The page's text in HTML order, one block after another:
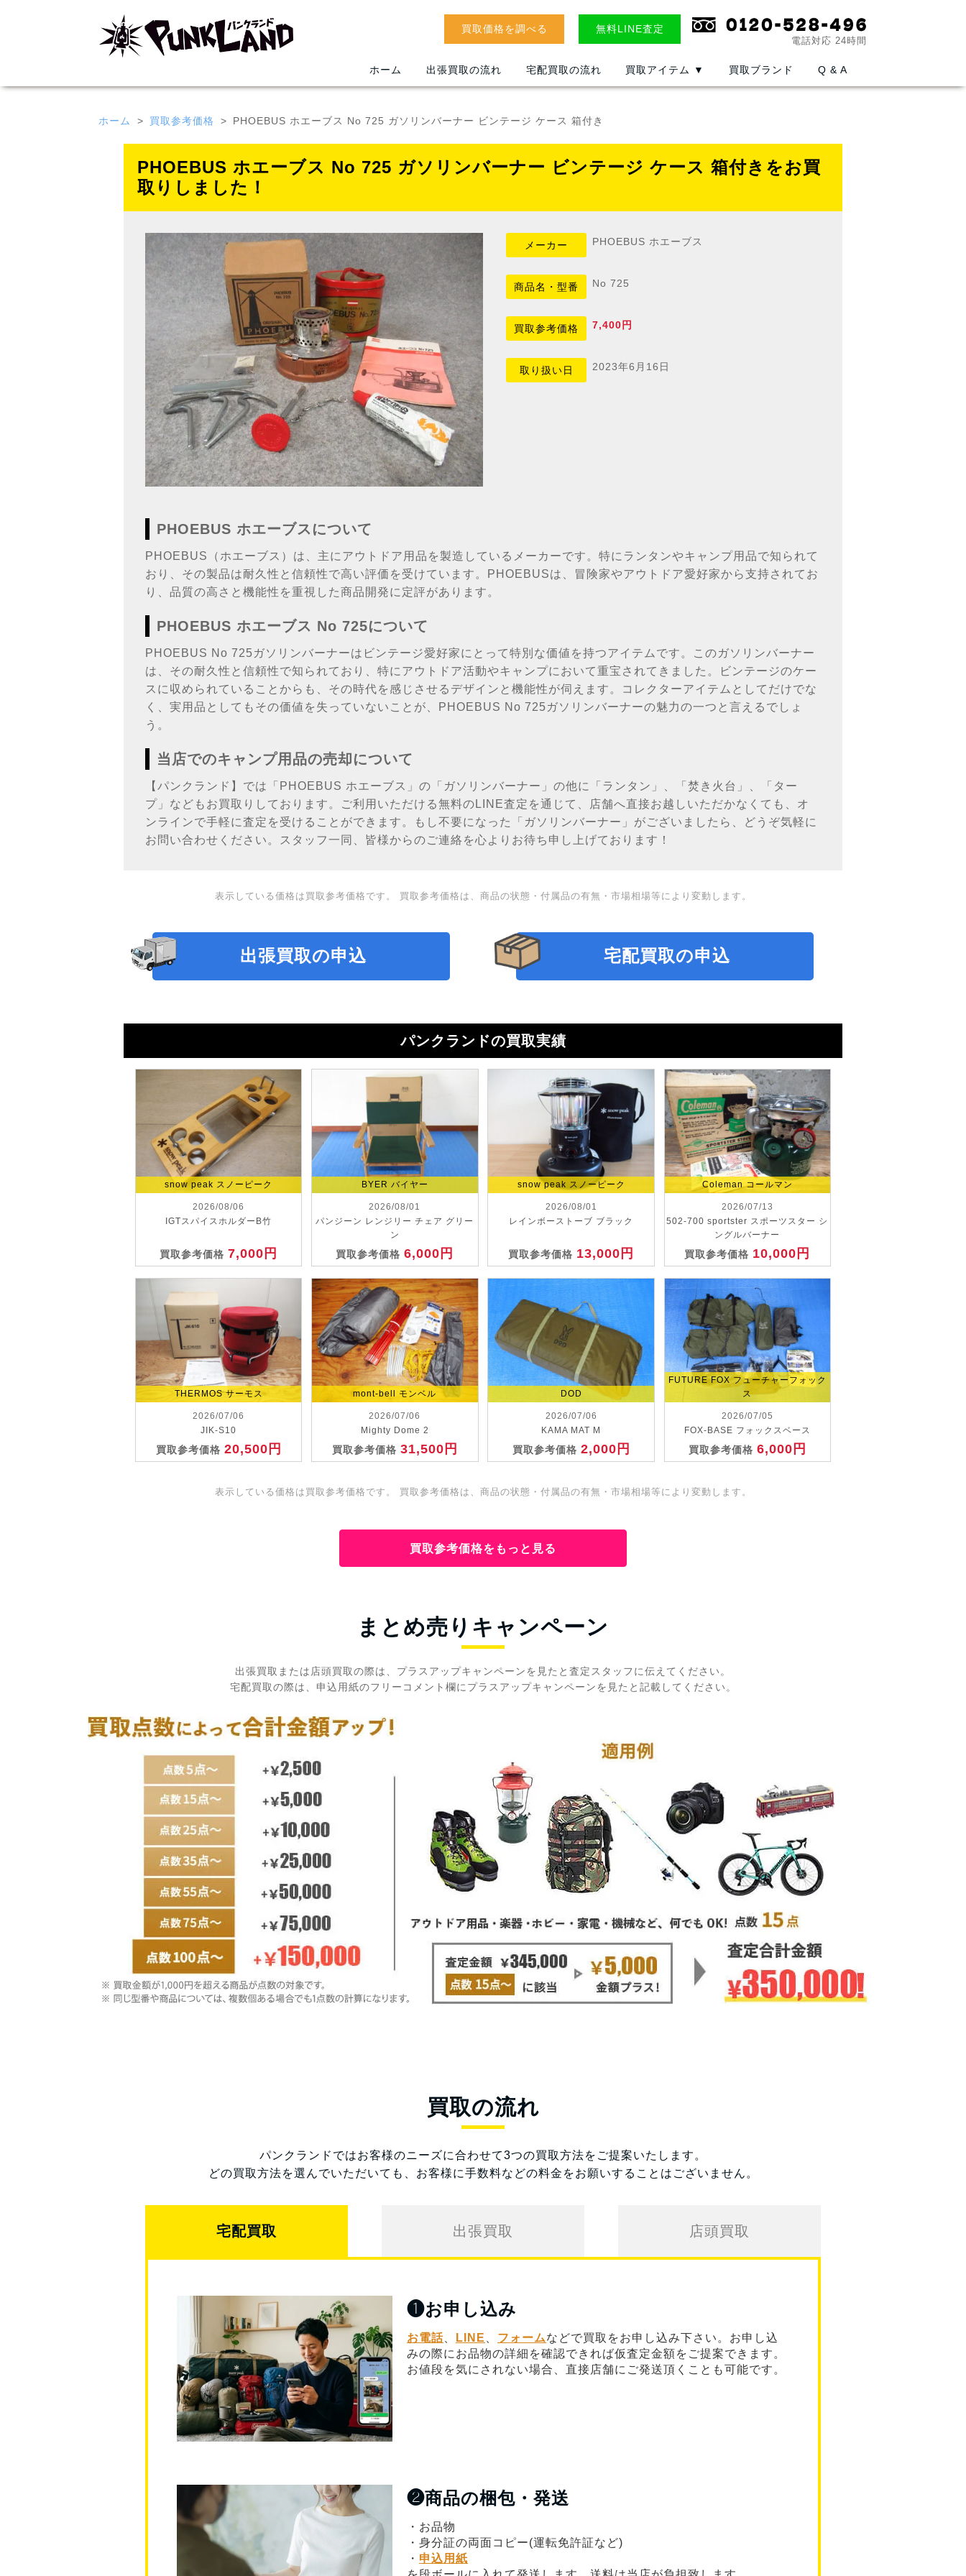
買取価格を調べる 無料LINE査定
電話対応 24時間
ホーム 出張買取の流れ 宅配買取の流れ 買取アイテム ▼ 買取ブランド Q & A
ホーム 買取参考価格 PHOEBUS ホエーブス No 725 ガソリンバーナー ビンテージ ケース 箱付き
PHOEBUS ホエーブス No 725 ガソリンバーナー ビンテージ ケース 箱付きをお買
取りしました！
メーカー PHOEBUS ホエーブス
商品名・型番 No 725
買取参考価格 7,400円
取り扱い日 2023年6月16日
PHOEBUS ホエーブスについて
PHOEBUS（ホエーブス）は、主にアウトドア用品を製造しているメーカーです。特にランタンやキャンプ用品で知られて
おり、その製品は耐久性と信頼性で高い評価を受けています。PHOEBUSは、冒険家やアウトドア愛好家から支持されてお
り、品質の高さと機能性を重視した商品開発に定評があります。
PHOEBUS ホエーブス No 725について
PHOEBUS No 725ガソリンバーナーはビンテージ愛好家にとって特別な価値を持つアイテムです。このガソリンバーナー
は、その耐久性と信頼性で知られており、特にアウトドア活動やキャンプにおいて重宝されてきました。ビンテージのケー
スに収められていることからも、その時代を感じさせるデザインと機能性が伺えます。コレクターアイテムとしてだけでな
く、実用品としてもその価値を失っていないことが、PHOEBUS No 725ガソリンバーナーの魅力の一つと言えるでしょ
う。
当店でのキャンプ用品の売却について
【パンクランド】では「PHOEBUS ホエーブス」の「ガソリンバーナー」の他に「ランタン」、「焚き火台」、「ター
プ」などもお買取りしております。ご利用いただける無料のLINE査定を通じて、店舗へ直接お越しいただかなくても、オ
ンラインで手軽に査定を受けることができます。もし不要になった「ガソリンバーナー」がございましたら、どうぞ気軽に
お問い合わせください。スタッフ一同、皆様からのご連絡を心よりお待ち申し上げております！
表示している価格は買取参考価格です。 買取参考価格は、商品の状態・付属品の有無・市場相場等により変動します。
出張買取の申込 宅配買取の申込
パンクランドの買取実績
snow peak スノーピーク
2026/08/06
IGTスパイスホルダーB竹
買取参考価格7,000円
BYER バイヤー
2026/08/01
パンジーン レンジリー チェア グリー
ン
買取参考価格6,000円
snow peak スノーピーク
2026/08/01
レインボーストーブ ブラック
買取参考価格 13,000円
Coleman コールマン
2026/07/13
502-700 sportster スポーツスター シ
ングルバーナー
買取参考価格 10,000円
THERMOS サーモス
2026/07/06
JIK-S10
買取参考価格 20,500円
mont-bell モンベル
2026/07/06
Mighty Dome 2
買取参考価格 31,500円
DOD
2026/07/06
KAMA MAT M
買取参考価格 2,000円
FUTURE FOX フューチャーフォック
ス
2026/07/05
FOX-BASE フォックスベース
買取参考価格 6,000円
表示している価格は買取参考価格です。 買取参考価格は、商品の状態・付属品の有無・市場相場等により変動します。
買取参考価格をもっと見る
まとめ売りキャンペーン
出張買取または店頭買取の際は、プラスアップキャンペーンを見たと査定スタッフに伝えてください。
宅配買取の際は、申込用紙のフリーコメント欄にプラスアップキャンペーンを見たと記載してください。
買取の流れ
パンクランドではお客様のニーズに合わせて3つの買取方法をご提案いたします。
どの買取方法を選んでいただいても、お客様に手数料などの料金をお願いすることはございません。
宅配買取 出張買取 店頭買取
❶お申し込み
お電話、 LINE 、 フォームなどで買取をお申し込み下さい。お申し込
みの際にお品物の詳細を確認できれば仮査定金額をご提案できます。
お値段を気にされない場合、直接店舗にご発送頂くことも可能です。
❷商品の梱包・発送
・お品物
・身分証の両面コピー(運転免許証など)
・ 申込用紙